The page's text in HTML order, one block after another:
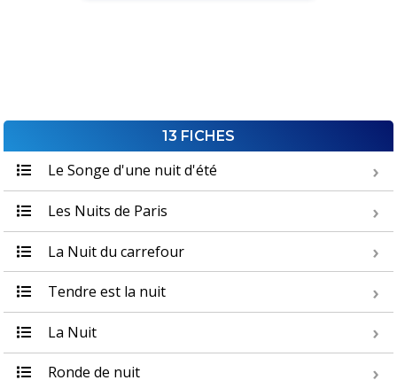
13 FICHES
Le Songe d'une nuit d'été
Les Nuits de Paris
La Nuit du carrefour
Tendre est la nuit
La Nuit
Ronde de nuit